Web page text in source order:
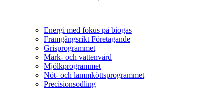
Energi med fokus på biogas
Framgångsrikt Företagande
Grisprogrammet
Mark- och vattenvård
Mjölkprogrammet
Nöt- och lammköttsprogrammet
Precisionsodling